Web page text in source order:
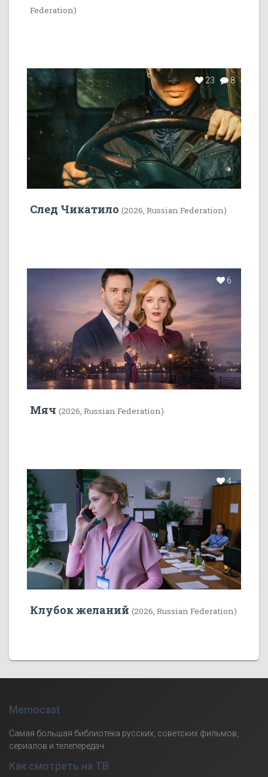
Federation)
23 8
След Чикатило (2026, Russian Federation)
6
Мяч (2026, Russian Federation)
4
Клубок желаний (2026, Russian Federation)
Memocast
Самая большая библиотека русских, советских фильмов,
сериалов и телепередач.
Как смотреть на ТВ